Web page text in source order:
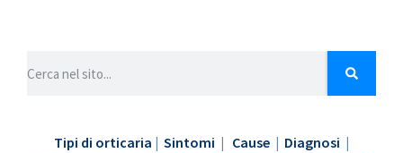
Tipi di orticaria | Sintomi | Cause | Diagnosi |